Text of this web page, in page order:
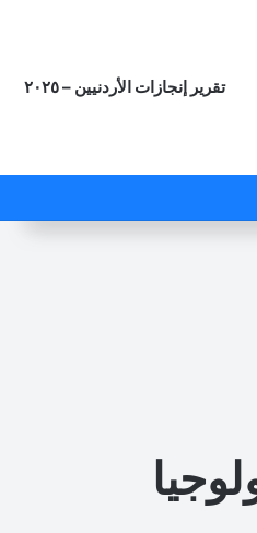
تقرير إنجازات الأردنيين – ٢٠٢٥